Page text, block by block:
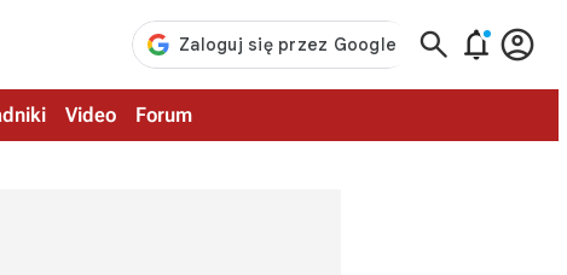
  
Video Forum